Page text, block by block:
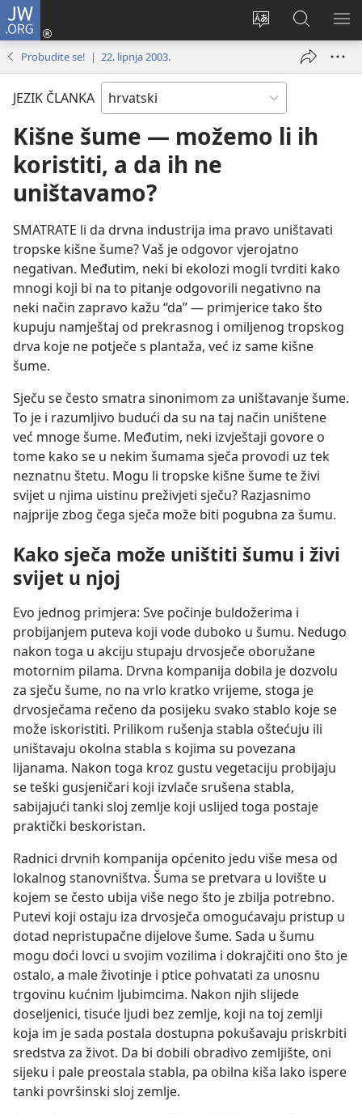
JW.ORG
Promijeni
Prijava
(otvara
prozor)
JW.ORG
|
Pretraga
Probudite se! | 22. lipnja 2003.
JEZIK ČLANKA
Kišne šume — možemo li ih
koristiti, a da ih ne
uništavamo?
SMATRATE li da drvna industrija ima pravo uništavati
tropske kišne šume? Vaš je odgovor vjerojatno
negativan. Međutim, neki bi ekolozi mogli tvrditi kako
mnogi koji bi na to pitanje odgovorili negativno na
neki način zapravo kažu “da” — primjerice tako što
kupuju namještaj od prekrasnog i omiljenog tropskog
drva koje ne potječe s plantaža, već iz same kišne
šume.
Sječu se često smatra sinonimom za uništavanje šume.
To je i razumljivo budući da su na taj način uništene
već mnoge šume. Međutim, neki izvještaji govore o
tome kako se u nekim šumama sječa provodi uz tek
neznatnu štetu. Mogu li tropske kišne šume te živi
svijet u njima uistinu preživjeti sječu? Razjasnimo
najprije zbog čega sječa može biti pogubna za šumu.
Kako sječa može uništiti šumu i živi
svijet u njoj
Evo jednog primjera: Sve počinje buldožerima i
probijanjem puteva koji vode duboko u šumu. Nedugo
nakon toga u akciju stupaju drvosječe oboružane
motornim pilama. Drvna kompanija dobila je dozvolu
za sječu šume, no na vrlo kratko vrijeme, stoga je
drvosječama rečeno da posijeku svako stablo koje se
može iskoristiti. Prilikom rušenja stabla oštećuju ili
uništavaju okolna stabla s kojima su povezana
lijanama. Nakon toga kroz gustu vegetaciju probijaju
se teški gusjeničari koji izvlače srušena stabla,
sabijajući tanki sloj zemlje koji uslijed toga postaje
praktički beskoristan.
Radnici drvnih kompanija općenito jedu više mesa od
lokalnog stanovništva. Šuma se pretvara u lovište u
kojem se često ubija više nego što je zbilja potrebno.
Putevi koji ostaju iza drvosječa omogućavaju pristup u
dotad nepristupačne dijelove šume. Sada u šumu
mogu doći lovci u svojim vozilima i dokrajčiti ono što je
ostalo, a male životinje i ptice pohvatati za unosnu
trgovinu kućnim ljubimcima. Nakon njih slijede
doseljenici, tisuće ljudi bez zemlje, koji na toj zemlji
koja im je sada postala dostupna pokušavaju priskrbiti
sredstva za život. Da bi dobili obradivo zemljište, oni
sijeku i pale preostala stabla, pa obilna kiša lako ispere
tanki površinski sloj zemlje.